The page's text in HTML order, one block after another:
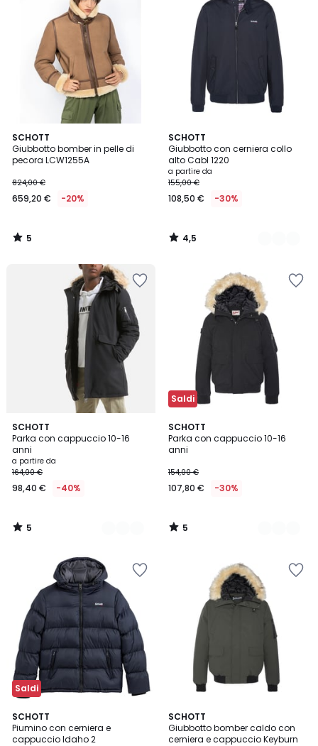
SCHOTT
Giubbotto bomber in pelle di
pecora LCW1255A
824,00 €
659,20 € -20%
5
/
5
5
/
SCHOTT
Giubbotto con cerniera collo
alto Cabl 1220
a partire da
155,00 €
108,50 € -30%
4,5
/ 5
2
Colori
4,5
/
SCHOTT
Parka con cappuccio 10-16
anni
a partire da
164,00 €
98,40 € -40%
5
/
5
3
Colori
5
/
Saldi
SCHOTT
Parka con cappuccio 10-16
anni
154,00 €
107,80 € -30%
5
/
5
2
Colori
5
/
Saldi
SCHOTT
Piumino con cerniera e
cappuccio Idaho 2
4,5
/ 5
2
Colori
SCHOTT
Giubbotto bomber caldo con
cerniera e cappuccio Keyburn
4,7
/ 5